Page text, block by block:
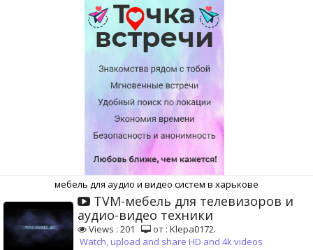
мебель для аудио и видео систем в харькове
TVM-мебель для телевизоров и
аудио-видео техники
Views : 201
от : Klepa0172.
Watch, upload and share HD and 4k videos